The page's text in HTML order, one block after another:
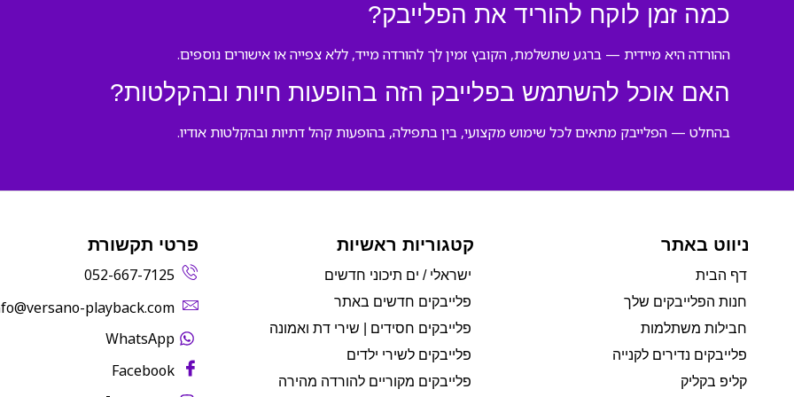
כמה זמן לוקח להוריד את הפלייבק?
ההורדה היא מיידית — ברגע שתשלמת, הקובץ זמין לך להורדה מייד, ללא צפייה או אישורים נוספים.
האם אוכל להשתמש בפלייבק הזה בהופעות חיות ובהקלטות?
בהחלט — הפלייבק מתאים לכל שימוש מקצועי, בין בתפילה, בהופעות קהל דתיות ובהקלטות אודיו.
ניווט באתר
דף הבית
חנות הפלייבקים שלך
חבילות משתלמות
פלייבקים נדירים לקנייה
קליפ בקליק
קטגוריות ראשיות
ישראלי / ים תיכוני חדשים
פלייבקים חדשים באתר
פלייבקים חסידים | שירי דת ואמונה
פלייבקים לשירי ילדים
פלייבקים מקוריים להורדה מהירה
פרטי תקשורת
052-667-7125
playback.com‬
WhatsApp
Facebook